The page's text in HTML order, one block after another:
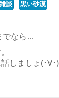
雑談 黒い砂漠
でなら…
しましょ(･∀･)